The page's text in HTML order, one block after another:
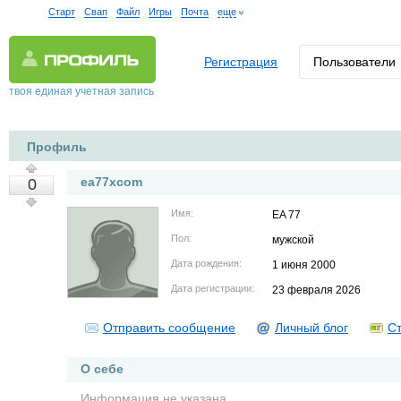
Старт Свап Файл Игры Почта еще
твоя единая учетная запись
Регистрация Пользователи
Профиль
0 ea77xcom
Имя: EA 77
Пол: мужской
Дата рождения: 1 июня 2000
Дата регистрации: 23 февраля 2026
Отправить сообщение Личный блог
О себе